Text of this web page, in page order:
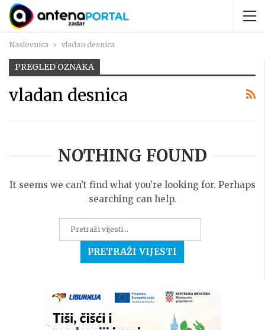
Naslovnica vladan desnica
PREGLED OZNAKA
vladan desnica
NOTHING FOUND
It seems we can’t find what you’re looking for. Perhaps
searching can help.